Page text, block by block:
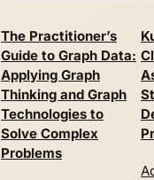
The Practitioner’s
Guide to Graph Data:
Applying Graph
Thinking and Graph
Technologies to
Solve Complex
Problems